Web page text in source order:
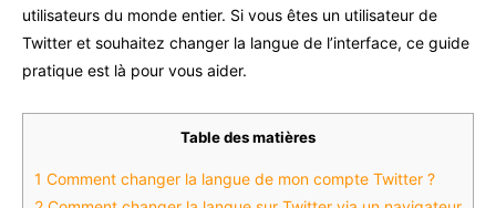
utilisateurs du monde entier. Si vous êtes un utilisateur de
Twitter et souhaitez changer la langue de l’interface, ce guide
pratique est là pour vous aider.
Table des matières
1 Comment changer la langue de mon compte Twitter ?